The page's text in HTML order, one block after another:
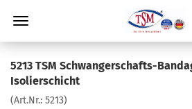
5213 TSM Schwangerschafts-
Isolierschicht
(Art.Nr.: 5213)